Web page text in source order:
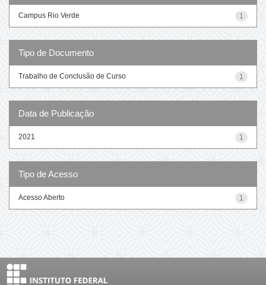
1
Campus Rio Verde
Tipo de Documento
1
Trabalho de Conclusão de Curso
Data de Publicação
1
2021
Tipo de Acesso
1
Acesso Aberto